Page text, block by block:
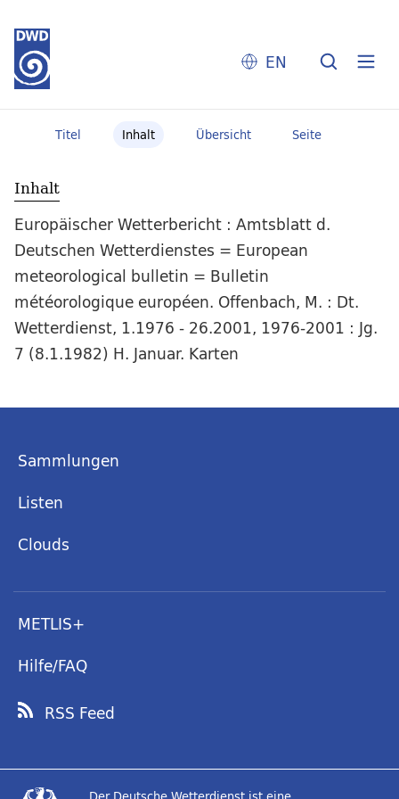
EN
Titel Inhalt Übersicht Seite
Inhalt
Europäischer Wetterbericht : Amtsblatt d.
Deutschen Wetterdienstes = European
meteorological bulletin = Bulletin
météorologique européen. Offenbach, M. : Dt.
Wetterdienst, 1.1976 - 26.2001, 1976-2001 : Jg.
7 (8.1.1982) H. Januar. Karten
Sammlungen
Listen
Clouds
METLIS+
Hilfe/FAQ
RSS Feed